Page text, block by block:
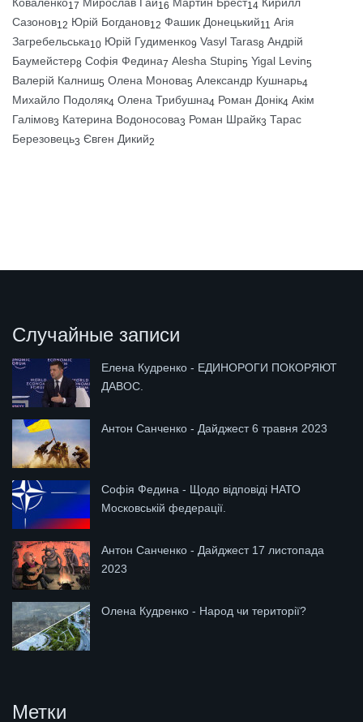
17 16 14
Сазонов12 Юрій Богданов12 Фашик Донецький11 Агія
Загребельська10 Юрій Гудименко9 Vasyl Taras8 Андрій
Баумейстер8 Софія Федина7 Alesha Stupin5 Yigal Levin5
Валерій Калниш5 Олена Монова5 Александр Кушнарь4
Михайло Подоляк4 Олена Трибушна4 Роман Донік4 Акім
Галімов3 Катерина Водоносова3 Роман Шрайк3 Тарас
Березовець3 Євген Дикий2
Случайные записи
Елена Кудренко - ЕДИНОРОГИ ПОКОРЯЮТ
ДАВОС.
Антон Санченко - Дайджест 6 травня 2023
Софія Федина - Щодо відповіді НАТО
Московській федерації.
Антон Санченко - Дайджест 17 листопада
2023
Олена Кудренко - Народ чи території?
Метки